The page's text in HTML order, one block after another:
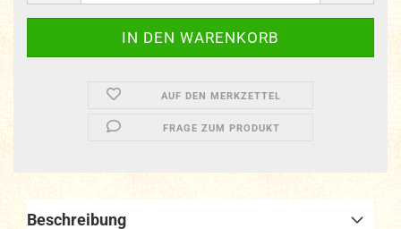
AUF DEN MERKZETTEL
FRAGE ZUM PRODUKT
Beschreibung